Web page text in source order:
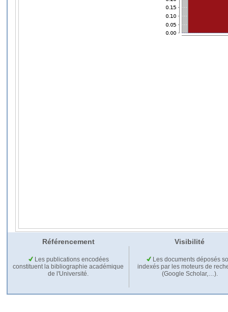
Référencement Visibilité
Les publications encodées
constituent la bibliographie académique
de l'Université.
Les documents déposés
indexés par les moteurs de
(Google Scholar,…).